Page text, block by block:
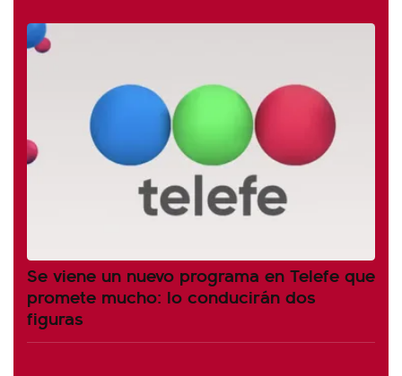
Se viene un nuevo programa en Telefe que
promete mucho: lo conducirán dos
figuras